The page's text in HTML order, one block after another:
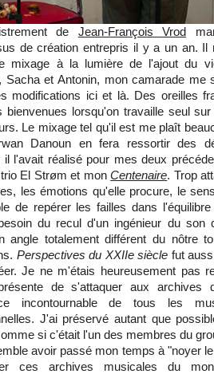
de Jean-François Vrod
de création entrepris il y a un an. Il
mixage à la lumière de l'ajout du
Sacha et Antonin, mon camarade me
modifications ici et là. Des oreilles
bienvenues lorsqu'on travaille seul
Le mixage tel qu'il est me plaît
Danoun en fera ressortir des
il l'avait réalisé pour mes deux
El Strøm et monCentenaire. Trop
les émotions qu'elle procure, le
de repérer les failles dans
du recul d'un ingénieur du son
angle totalement différent du nôtre
Perspectives du XXIIe siècle fut
Je ne m'étais heureusement pas
de s'attaquer aux archives
incontournable de tous les
J'ai préservé autant que
si c'était l'un des membres du
avoir passé mon temps à "noyer
ces archives musicales du